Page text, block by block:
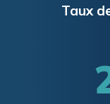
Taux